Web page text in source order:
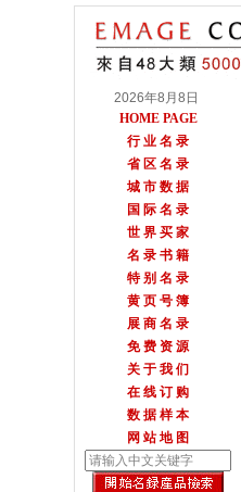
2026年8月8日
HOME PAGE
行 业 名 录
省 区 名 录
城 市 数 据
国 际 名 录
世 界 买 家
名 录 书 籍
特 别 名 录
黄 页 号 簿
展 商 名 录
免 费 资 源
关 于 我 们
在 线 订 购
数 据 样 本
网 站 地 图